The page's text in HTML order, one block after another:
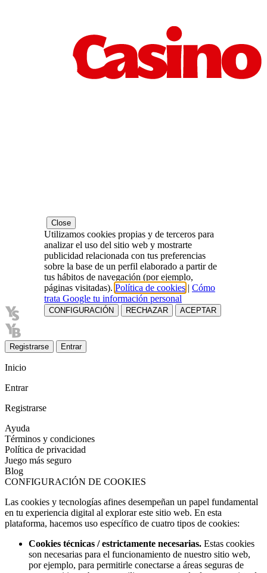
Registrarse Entrar
Inicio
Entrar
Registrarse
Ayuda
Términos y condiciones
Política de privacidad
Juego más seguro
Blog
CONFIGURACIÓN DE COOKIES
Las cookies y tecnologías afines desempeñan un papel fundamental
en tu experiencia digital al explorar este sitio web. En esta
plataforma, hacemos uso específico de cuatro tipos de cookies:
Cookies técnicas / estrictamente necesarias. Estas cookies
son necesarias para el funcionamiento de nuestro sitio web,
por ejemplo, para permitirle conectarse a áreas seguras de
Close
Utilizamos cookies propias y de terceros para
analizar el uso del sitio web y mostrarte
publicidad relacionada con tus preferencias
sobre la base de un perfil elaborado a partir de
tus hábitos de navegación (por ejemplo,
páginas visitadas). Política de cookies | Cómo
trata Google tu información personal
CONFIGURACIÓN RECHAZAR ACEPTAR